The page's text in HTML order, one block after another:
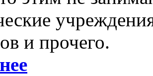
и прочего.